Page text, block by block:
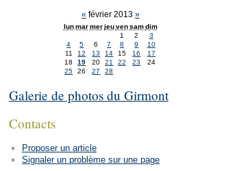
« février 2013 »
lun mar mer jeu ven sam dim
1
2
3
4
5 6 7 8 9
10
11
12 13 14 15 16
17
18
19 20 21 22 23
24
25
26 27 28
Galerie de photos du Girmont
Contacts
Proposer un article
Signaler un problème sur une page